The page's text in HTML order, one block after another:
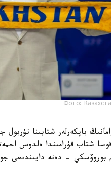
Фото:
باپكەرلەر شتابىنا
قوسا شتاب قۇرامىندا ەلدوس
بوروۆسكي - دەنە دايىندىعى